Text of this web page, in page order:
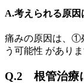
A.考えられる原因
痛みの原因は、①
う可能性 があり
Q.2 根管治療